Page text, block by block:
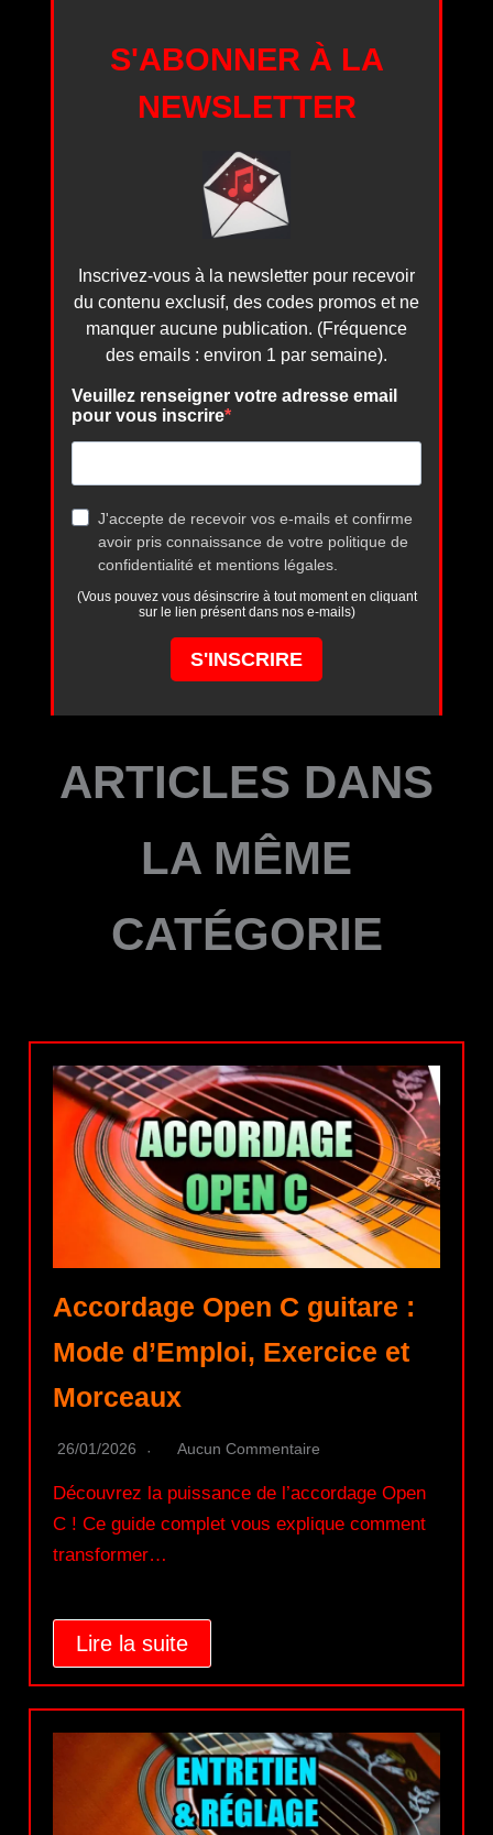
ARTICLES DANS
LA MÊME
CATÉGORIE
Accordage Open C guitare :
Mode d’Emploi, Exercice et
Morceaux
26/01/2026 Aucun Commentaire
Découvrez la puissance de l’accordage Open
C ! Ce guide complet vous explique comment
transformer…
Lire la suite